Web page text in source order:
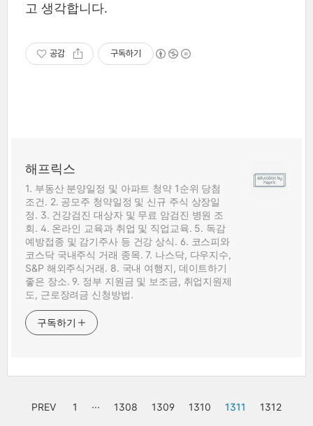
고 생각합니다.
공감 구독하기
해프릭스
1. 부동산 분양일정 및 아파트 청약 1순위 당첨
조건. 2. 공모주 청약일정 및 신규 주식 상장일
정. 3. 건강검진 대상자 및 무료 암검진 병원 조
회. 4. 온라인 교육과 취업 및 직업교육. 5. 독감
예방접종 및 감기주사 등 건강 상식. 6. 코스피와
코스닥 국내주식 거래 종목. 7. 나스닥, 다우지수,
S&P 해외주식거래. 8. 국내 여행지, 데이트하기
좋은 장소. 9. 정부 지원금 및 보조금, 취업지원제
도, 근로장려금 신청방법.
구독하기
PREV 1 ··· 1308 1309 1310 1311 1312